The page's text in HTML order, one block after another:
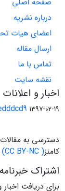
درباره نشریه
اعضای هیات
ارسال مقاله
تماس با ما
نقشه سایت
اخبار و اعلانات
1397-02-19
دسترسی به
کامنز( CC BY-NC)
اشتراک خبرنامه
برای دریافت